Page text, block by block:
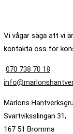
Vi vågar säga att vi
kontakta oss för
070 738 70 18
Marlons
Svartviksslingan 31,
167 51 Bromma